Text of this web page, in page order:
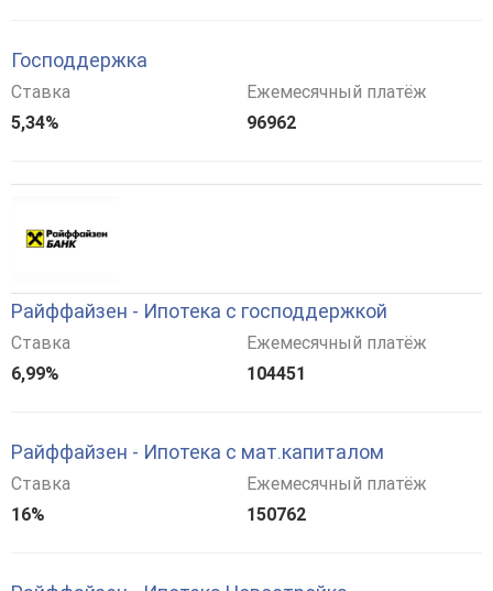
Господдержка
Ставка
5,34%
Ежемесячный платёж
96962
Райффайзен - Ипотека с господдержкой
Ставка
6,99%
Ежемесячный платёж
104451
Райффайзен - Ипотека с мат.капиталом
Ставка
16%
Ежемесячный платёж
150762